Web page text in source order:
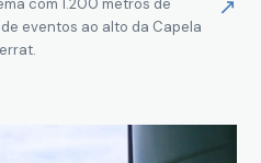
com 1.200 metros de
eventos ao alto da Capela
↗